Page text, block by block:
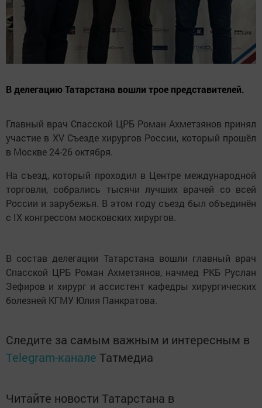
В делегацию Татарстана вошли трое представителей.
Главный врач Спасской ЦРБ Роман Ахметзянов принял
участие в XV Съезде хирургов России, который прошёл
в Москве 24-26 октября.
На съезд, который проходил в Центре международной
торговли, собрались тысячи лучших врачей со всей
России и зарубежья. В этом году съезд был объединён
с IX конгрессом московских хирургов.
В состав делегации Татарстана вошли главный врач
Спасской ЦРБ Роман Ахметзянов, начмед РКБ Руслан
Зефиров и хирург и ассистент кафедры хирургических
болезней КГМУ Юлия Панкратова.
Следите за самым важным и интересным в
Telegram-канале Татмедиа
Читайте новости Татарстана в